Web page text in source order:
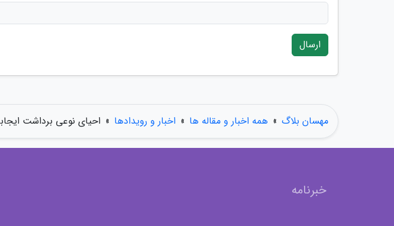
ارسال
مهسان بلاگ » همه اخبار و مقاله ها » اخبار و رویدادها » احیای نوعی برداشت
خبرنامه